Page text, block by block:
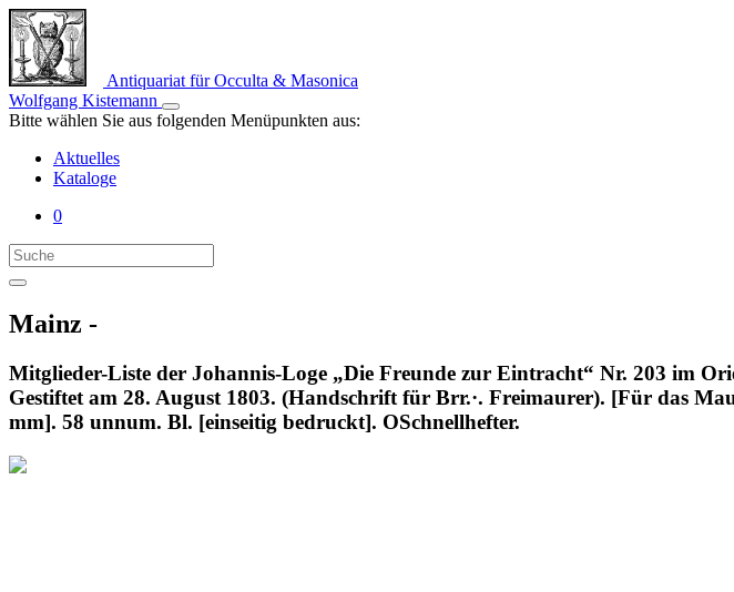
Antiquariat für Occulta & Masonica
Wolfgang Kistemann
Bitte wählen Sie aus folgenden Menüpunkten aus:
Aktuelles
Kataloge
0
Mainz -
Mitglieder-Liste der Johannis-Loge „Die Freunde zur Eintracht“ Nr. 203 im
Gestiftet am 28. August 1803. (Handschrift für Brr.·. Freimaurer). [Für das
mm]. 58 unnum. Bl. [einseitig bedruckt]. OSchnellhefter.